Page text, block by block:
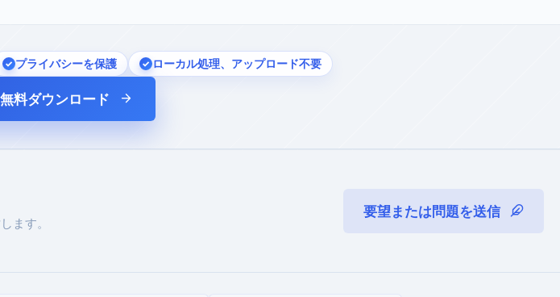
プライバシーを保護 ローカル処理、アップロード不要
料ダウンロード
ます。
要望または問題を送信